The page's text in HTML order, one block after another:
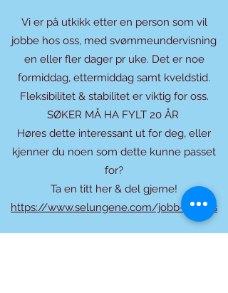
Vi er på utkikk etter en person som vil
jobbe hos oss, med svømmeundervisning
en eller fler dager pr uke. Det er noe
formiddag, ettermiddag samt kveldstid.
Fleksibilitet & stabilitet er viktig for oss.
SØKER MÅ HA FYLT 20 ÅR
Høres dette interessant ut for deg, eller
kjenner du noen som dette kunne passet
for?
Ta en titt her & del gjerne!
https://www.selungene.com/jobb-ho-oss